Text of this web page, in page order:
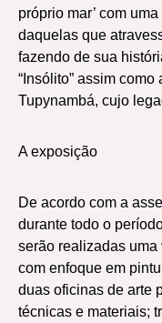
próprio mar’ com
daquelas que
fazendo de sua
“Insólito” assim
Tupynambá, cujo
A exposição
De acordo com a
durante todo o
serão realizadas
com enfoque em
duas oficinas de arte
técnicas e materiais;